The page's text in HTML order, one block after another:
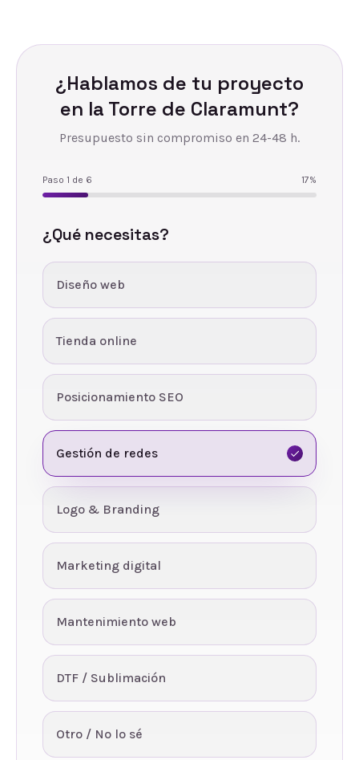
¿Hablamos de tu proyecto
en la Torre de Claramunt?
Presupuesto sin compromiso en 24-48 h.
Paso 1 de 6 17%
¿Qué necesitas?
Diseño web
Tienda online
Posicionamiento SEO
Gestión de redes
Logo & Branding
Marketing digital
Mantenimiento web
DTF / Sublimación
Otro / No lo sé